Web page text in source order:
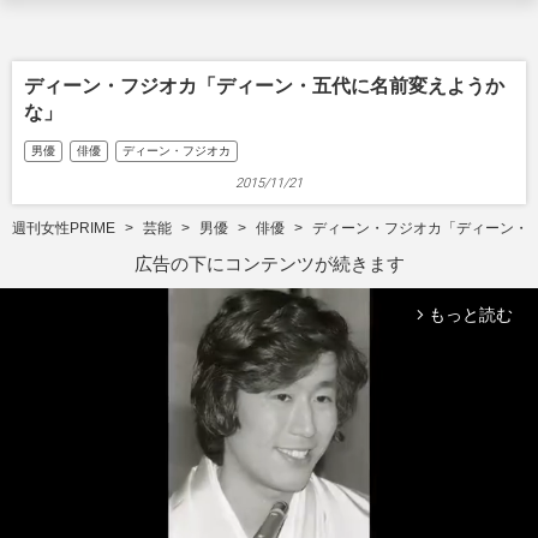
ディーン・フジオカ「ディーン・五代に名前変えようか
な」
男優 俳優 ディーン・フジオカ
2015/11/21
週刊女性PRIME 芸能 男優 俳優 ディーン・フジオカ「ディーン・
広告の下にコンテンツが続きます
arrow_forward_ios もっと読む